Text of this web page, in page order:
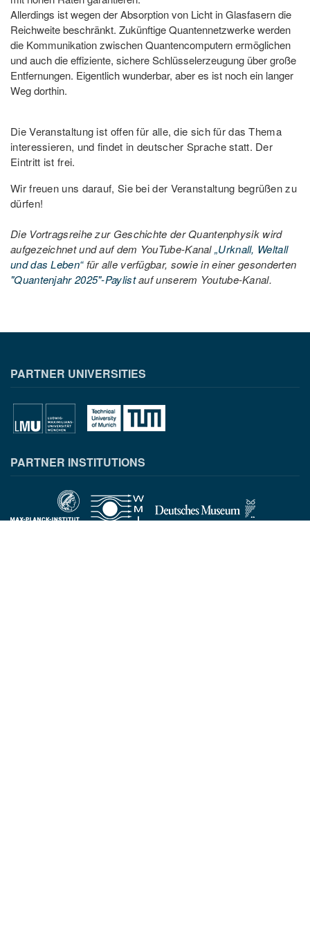
Allerdings ist wegen der Absorption von Licht in Glasfasern die
Reichweite beschränkt. Zukünftige Quantennetzwerke werden
die Kommunikation zwischen Quantencomputern ermöglichen
und auch die effiziente, sichere Schlüsselerzeugung über große
Entfernungen. Eigentlich wunderbar, aber es ist noch ein langer
Weg dorthin.
Die Veranstaltung ist offen für alle, die sich für das Thema
interessieren, und findet in deutscher Sprache statt. Der
Eintritt ist frei.
Wir freuen uns darauf, Sie bei der Veranstaltung begrüßen zu
dürfen!
Die Vortragsreihe zur Geschichte der Quantenphysik wird
aufgezeichnet und auf dem YouTube-Kanal„Urknall, Weltall
und das Leben“für alle verfügbar, sowie in einer gesonderten
"Quantenjahr 2025"-Paylistauf unserem Youtube-Kanal.
PARTNER UNIVERSITIES
PARTNER INSTITUTIONS